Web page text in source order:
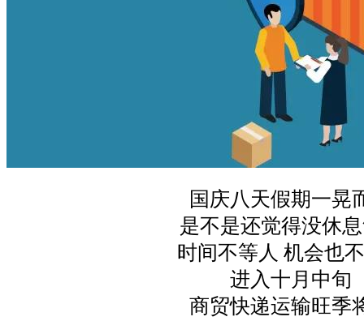
国庆八天假期一晃
是不是还觉得没休
时间不等人 机会也
进入十月中旬
商贸快递运输旺季